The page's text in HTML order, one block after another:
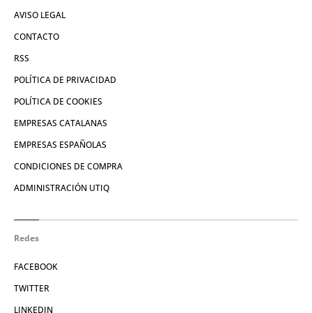
AVISO LEGAL
CONTACTO
RSS
POLÍTICA DE PRIVACIDAD
POLÍTICA DE COOKIES
EMPRESAS CATALANAS
EMPRESAS ESPAÑOLAS
CONDICIONES DE COMPRA
ADMINISTRACIÓN UTIQ
Redes
FACEBOOK
TWITTER
LINKEDIN